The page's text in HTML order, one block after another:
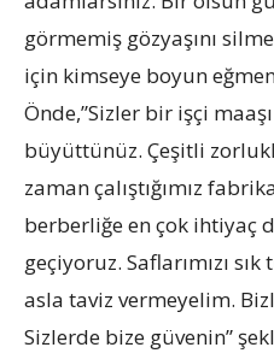
görmemiş gözyaşını
için kimseye boyun
Önde,”Sizler bir işçi
büyüttünüz. Çeşitli
zaman çalıştığımız
berberliğe en çok ihtiyaç
geçiyoruz. Saflarımızı
asla taviz vermeyelim.
Sizlerde bize güvenin”